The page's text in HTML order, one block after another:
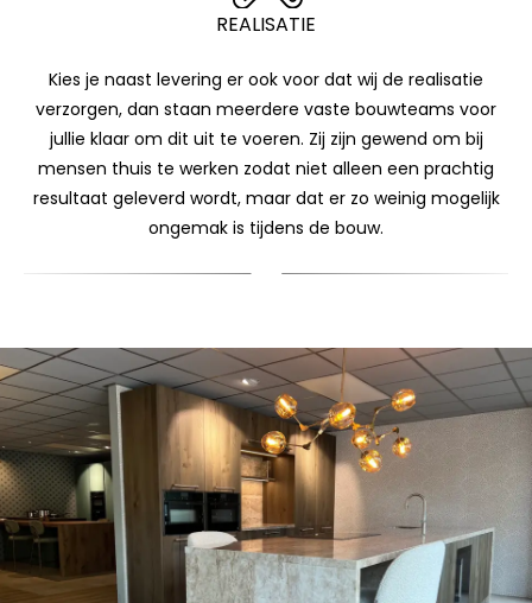
REALISATIE
Kies je naast levering er ook voor dat wij de realisatie
verzorgen, dan staan meerdere vaste bouwteams voor
jullie klaar om dit uit te voeren. Zij zijn gewend om bij
mensen thuis te werken zodat niet alleen een prachtig
resultaat geleverd wordt, maar dat er zo weinig mogelijk
ongemak is tijdens de bouw.